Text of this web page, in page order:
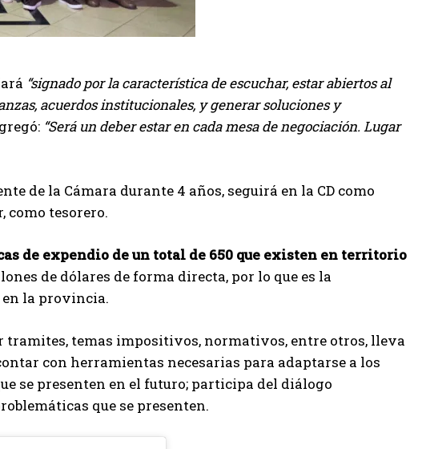
“signado por la característica de escuchar, estar abiertos al
acuerdos institucionales, y generar soluciones y
“Será un deber estar en cada mesa de negociación. Lugar
de la Cámara durante 4 años, seguirá en la CD como
como tesorero.
de expendio de un total de 650 que existen en territorio
de dólares de forma directa, por lo que es la
en la provincia.
tramites, temas impositivos, normativos, entre otros, lleva
con herramientas necesarias para adaptarse a los
se presenten en el futuro; participa del diálogo
que se presenten.